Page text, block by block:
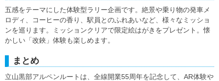
五感をテーマにした体験型ラリー企画です。絶景や乗り物の発車メ
ロディ、コーヒーの香り、駅員とのふれあいなど、様々なミッショ
ンを巡ります。ミッションクリアで限定絵はがきをプレゼント。懐
かしい「改鋏」体験も楽しめます。
まとめ
立山黒部アルペンルートは、全線開業55周年を記念して、AR体験や